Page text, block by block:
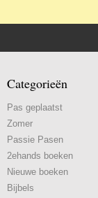
Categorieën
Pas geplaatst
Zomer
Passie Pasen
2ehands boeken
Nieuwe boeken
Bijbels